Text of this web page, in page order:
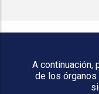
A continuación,
de los